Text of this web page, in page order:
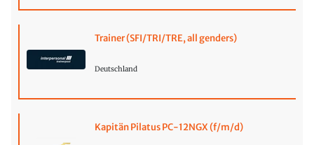
Trainer (SFI/TRI/TRE, all genders)
Deutschland
Kapitän Pilatus PC-12NGX (f/m/d)